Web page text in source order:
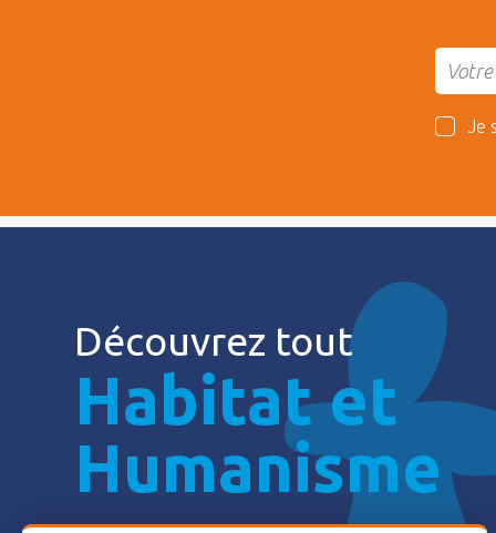
Je
Découvrez tout
Habitat et
Humanisme